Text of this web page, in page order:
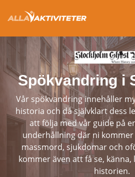
Spökvandring i
Vår spökvandring innehåller
historia och då självklart dess
att följa med vår guide på
underhållning där ni
massmord, sjukdomar och
kommer även att få se, känna,
historien.